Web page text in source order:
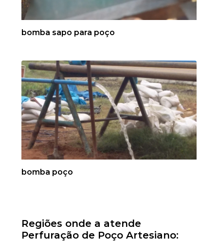
bomba sapo para poço
bomba poço
Regiões onde a atende
Perfuração de Poço Artesiano: